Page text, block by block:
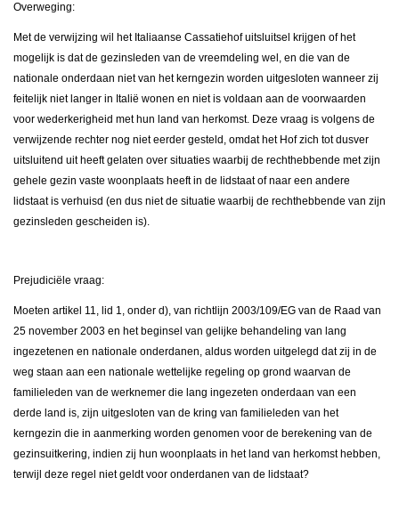
Overweging:
Met de verwijzing wil het Italiaanse Cassatiehof uitsluitsel krijgen of het
mogelijk is dat de gezinsleden van de vreemdeling wel, en die van de
nationale onderdaan niet van het kerngezin worden uitgesloten wanneer zij
feitelijk niet langer in Italië wonen en niet is voldaan aan de voorwaarden
voor wederkerigheid met hun land van herkomst. Deze vraag is volgens de
verwijzende rechter nog niet eerder gesteld, omdat het Hof zich tot dusver
uitsluitend uit heeft gelaten over situaties waarbij de rechthebbende met zijn
gehele gezin vaste woonplaats heeft in de lidstaat of naar een andere
lidstaat is verhuisd (en dus niet de situatie waarbij de rechthebbende van zijn
gezinsleden gescheiden is).
Prejudiciële vraag:
Moeten artikel 11, lid 1, onder d), van richtlijn 2003/109/EG van de Raad van
25 november 2003 en het beginsel van gelijke behandeling van lang
ingezetenen en nationale onderdanen, aldus worden uitgelegd dat zij in de
weg staan aan een nationale wettelijke regeling op grond waarvan de
familieleden van de werknemer die lang ingezeten onderdaan van een
derde land is, zijn uitgesloten van de kring van familieleden van het
kerngezin die in aanmerking worden genomen voor de berekening van de
gezinsuitkering, indien zij hun woonplaats in het land van herkomst hebben,
terwijl deze regel niet geldt voor onderdanen van de lidstaat?